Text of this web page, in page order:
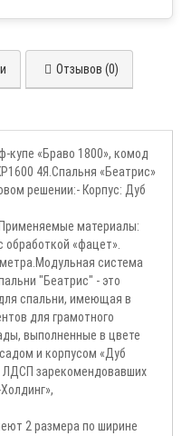
Отзывов (0)
«Браво 1800», комод
4Я.Спальня «Беатрис»
решении:- Корпус: Дуб
материалы:
«фацет».
система
"Беатрис" - это
спальни, имеющая в
для грамотного
выполненные в цвете
и корпусом «Дуб
ЛДСП зарекомендовавших
2 размера по ширине